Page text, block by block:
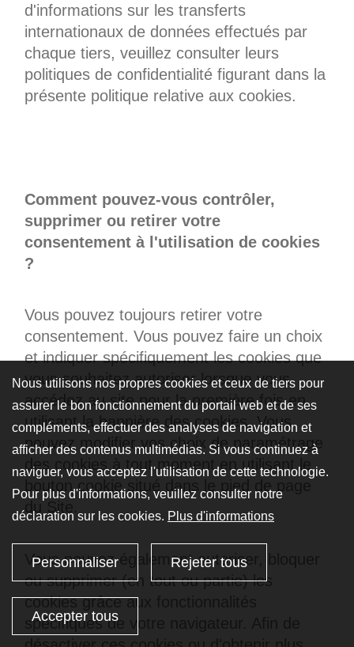
Nous utilisons nos propres cookies et ceux de tiers pour
assurer le bon fonctionnement du portail web et de ses
compléments, effectuer des analyses de navigation et
afficher des contenus multimédias. Si vous continuez à
naviguer, vous acceptez l'utilisation de cette technologie.
Pour plus d'informations, veuillez consulter notre
déclaration sur les cookies. Plus d'informations
Personnaliser Rejeter tous
Accepter tous
d'informations sur les transferts
internationaux de données effectués par
chaque tiers, veuillez consulter leurs
politiques de confidentialité figurant dans la
présente politique relative aux cookies.
Comment pouvez-vous contrôler,
supprimer ou retirer votre
consentement à l'utilisation de cookies
?
Vous pouvez toujours retirer votre
consentement. Vous pouvez faire un choix
et indiquer spécifiquement les cookies que
vous souhaitez autoriser lorsque vous
accédez au site pour la première fois en
utilisant la bannière des cookies. Vous
pouvez modifier vos choix de paramétrage
des cookies à tout moment en utilisant le
bouton cookie situé dans le pied de page
du Site.
Vous pouvez également autoriser, bloquer
ou supprimer (en tout ou partie) les
cookies grâce aux fonctionnalités
spécifiques de votre navigateur. Afin de